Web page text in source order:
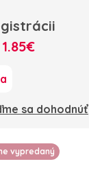
1.85€
sa dohodnúť
vypredaný